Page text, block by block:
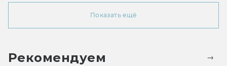
Показать ещё
Рекомендуем